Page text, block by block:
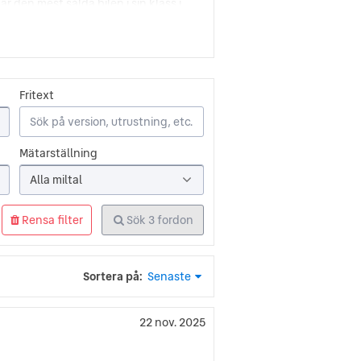
den mest sålda bilen i sin klass i
T
dröm var att kunna producera en
Några år senare blev
som använde sig av
hälften av världens
näst mest producerade
mellan 1908 och 1927.
är den femte största
producerar både personbilar och
cirka tio modeller som säljs i USA
Fritext
Mätarställning
Alla miltal
Rensa filter Sök 3fordon
Sortera på: Senaste
22 nov. 2025